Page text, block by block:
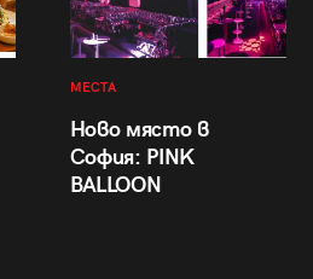
МЕСТА
Ново място в
София: PINK
BALLOON